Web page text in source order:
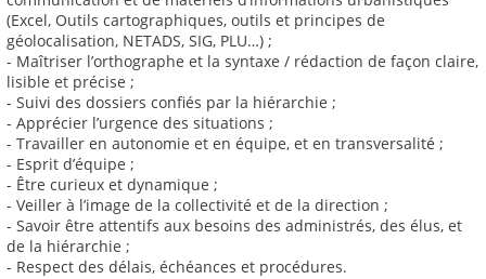
(Excel, Outils cartographiques, outils et principes de
géolocalisation, NETADS, SIG, PLU…) ;
- Maîtriser l’orthographe et la syntaxe / rédaction de façon claire,
lisible et précise ;
- Suivi des dossiers confiés par la hiérarchie ;
- Apprécier l’urgence des situations ;
- Travailler en autonomie et en équipe, et en transversalité ;
- Esprit d’équipe ;
- Être curieux et dynamique ;
- Veiller à l’image de la collectivité et de la direction ;
- Savoir être attentifs aux besoins des administrés, des élus, et
de la hiérarchie ;
- Respect des délais, échéances et procédures.